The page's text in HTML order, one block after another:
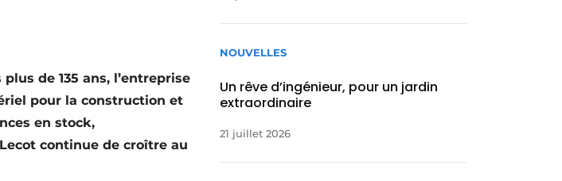
de 135 ans, l’entreprise
pour la construction et
en stock,
continue de croître au
NOUVELLES
Un rêve d’ingénieur, pour un jardin
extraordinaire
21 juillet 2026